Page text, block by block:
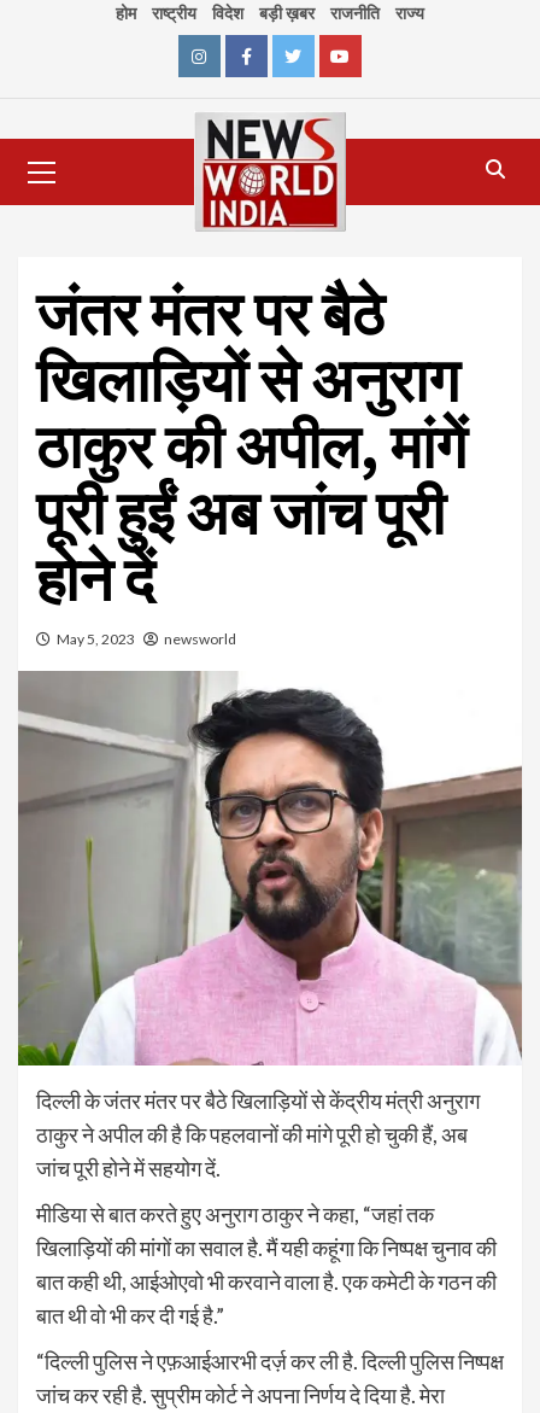
होम राष्ट्रीय विदेश बड़ी ख़बर राजनीति राज्य
InstagramFacebookTwitterYoutube
Menu
जंतर मंतर पर बैठे
खिलाड़ियों से अनुराग
ठाकुर की अपील, मांगें
पूरी हुईं अब जांच पूरी
होने दें
May 5, 2023 newsworld
दिल्ली के जंतर मंतर पर बैठे खिलाड़ियों से केंद्रीय मंत्री अनुराग
ठाकुर ने अपील की है कि पहलवानों की मांगे पूरी हो चुकी हैं, अब
जांच पूरी होने में सहयोग दें.
मीडिया से बात करते हुए अनुराग ठाकुर ने कहा, “जहां तक
खिलाड़ियों की मांगों का सवाल है. मैं यही कहूंगा कि निष्पक्ष चुनाव की
बात कही थी, आईओएवो भी करवाने वाला है. एक कमेटी के गठन की
बात थी वो भी कर दी गई है.”
“दिल्ली पुलिस ने एफ़आईआरभी दर्ज़ कर ली है. दिल्ली पुलिस निष्पक्ष
जांच कर रही है. सुप्रीम कोर्ट ने अपना निर्णय दे दिया है. मेरा